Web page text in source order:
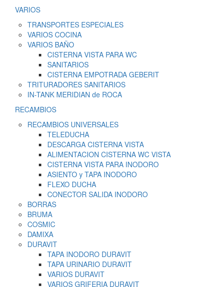
VARIOS
TRANSPORTES ESPECIALES
VARIOS COCINA
VARIOS BAÑO
CISTERNA VISTA PARA WC
SANITARIOS
CISTERNA EMPOTRADA GEBERIT
TRITURADORES SANITARIOS
IN-TANK MERIDIAN de ROCA
RECAMBIOS
RECAMBIOS UNIVERSALES
TELEDUCHA
DESCARGA CISTERNA VISTA
ALIMENTACION CISTERNA WC VISTA
CISTERNA VISTA PARA INODORO
ASIENTO y TAPA INODORO
FLEXO DUCHA
CONECTOR SALIDA INODORO
BORRAS
BRUMA
COSMIC
DAMIXA
DURAVIT
TAPA INODORO DURAVIT
TAPA URINARIO DURAVIT
VARIOS DURAVIT
VARIOS GRIFERIA DURAVIT